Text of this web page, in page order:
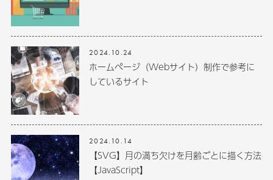
2024.10.24
ホームページ（Webサイト）制作で参考に
しているサイト
2024.10.14
【SVG】月の満ち欠けを月齢ごとに描く方法
【JavaScript】